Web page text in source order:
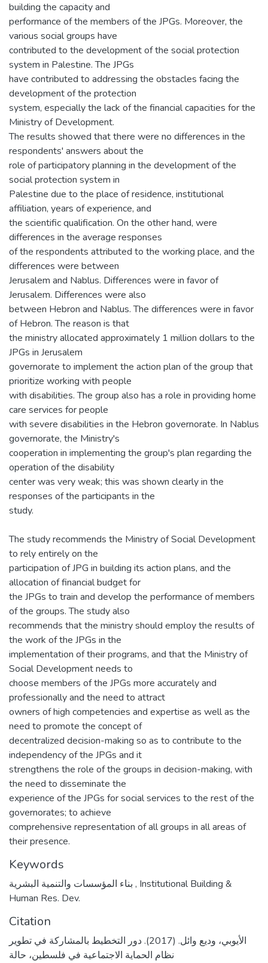
building the capacity and
performance of the members of the JPGs. Moreover, the
various social groups have
contributed to the development of the social protection
system in Palestine. The JPGs
have contributed to addressing the obstacles facing the
development of the protection
system, especially the lack of the financial capacities for the
Ministry of Development.
The results showed that there were no differences in the
respondents' answers about the
role of participatory planning in the development of the
social protection system in
Palestine due to the place of residence, institutional
affiliation, years of experience, and
the scientific qualification. On the other hand, were
differences in the average responses
of the respondents attributed to the working place, and the
differences were between
Jerusalem and Nablus. Differences were in favor of
Jerusalem. Differences were also
between Hebron and Nablus. The differences were in favor
of Hebron. The reason is that
the ministry allocated approximately 1 million dollars to the
JPGs in Jerusalem
governorate to implement the action plan of the group that
prioritize working with people
with disabilities. The group also has a role in providing home
care services for people
with severe disabilities in the Hebron governorate. In Nablus
governorate, the Ministry's
cooperation in implementing the group's plan regarding the
operation of the disability
center was very weak; this was shown clearly in the
responses of the participants in the
study.
The study recommends the Ministry of Social Development
to rely entirely on the
participation of JPG in building its action plans, and the
allocation of financial budget for
the JPGs to train and develop the performance of members
of the groups. The study also
recommends that the ministry should employ the results of
the work of the JPGs in the
implementation of their programs, and that the Ministry of
Social Development needs to
choose members of the JPGs more accurately and
professionally and the need to attract
owners of high competencies and expertise as well as the
need to promote the concept of
decentralized decision-making so as to contribute to the
independency of the JPGs and it
strengthens the role of the groups in decision-making, with
the need to disseminate the
experience of the JPGs for social services to the rest of the
governorates; to achieve
comprehensive representation of all groups in all areas of
their presence.
Keywords
, Institutional Building &
Human Res. Dev.
Citation
الأيوبي، وديع وائل. (2017). دور التخطيط بالمشاركة في تطوير
نظام الحماية الاجتماعية في فلسطين، حالة